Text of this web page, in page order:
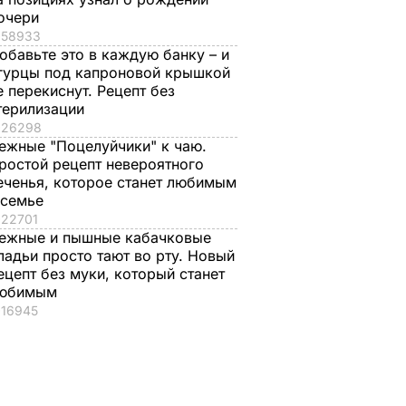
от
заметили автобусы,
избирателей к
участку
25 октября, 13.51ПОЛИТИКА
не
Гости думают, что
58933
это в каждую банку – и
под капроновой крышкой
перекиснут. Рецепт без
26298
"Поцелуйчики" к чаю.
рецепт невероятного
которое станет любимым
22701
и пышные кабачковые
просто тают во рту. Новый
без муки, который станет
16945